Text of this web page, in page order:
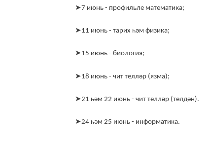
➤7 июнь - профильле математика;
➤11 июнь - тарих һәм физика;
➤15 июнь - биология;
➤18 июнь - чит телләр (язма);
➤21 һәм 22 июнь - чит телләр (телдән).
➤24 һәм 25 июнь - информатика.